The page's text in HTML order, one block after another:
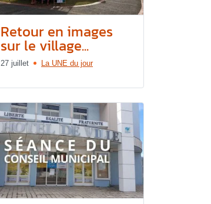
Retour en images
sur le village...
27 juillet La UNE du jour